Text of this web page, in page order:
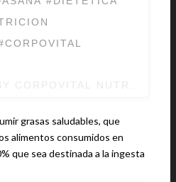
grasas saludables, que
alimentos consumidos en
que sea destinada a la ingesta